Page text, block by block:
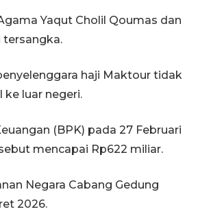
Yaqut Cholil Qoumas dan
tersangka.
haji Maktour tidak
luar negeri.
(BPK) pada 27 Februari
mencapai Rp622 miliar.
Negara Cabang Gedung
2026.
rasa protes penataan
2026 05:32